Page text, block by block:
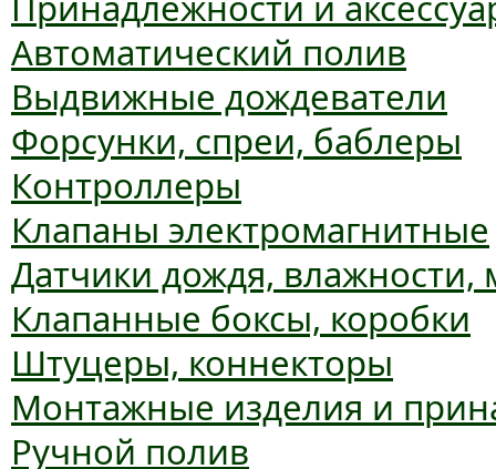
Автоматический полив
Выдвижные дождеватели
Форсунки, спреи, баблеры
Контроллеры
Клапаны электромагнитные
Датчики дождя, влажности,
Клапанные боксы, коробки
Штуцеры, коннекторы
Монтажные изделия и
Ручной полив